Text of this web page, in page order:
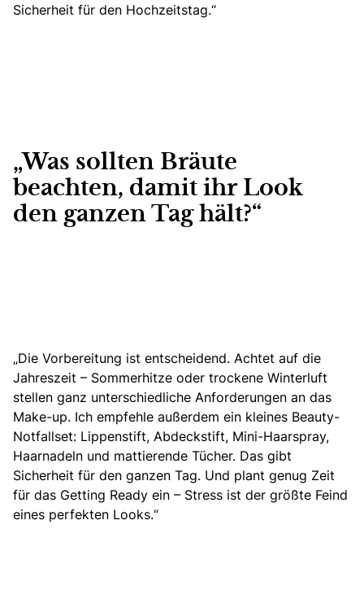
Sicherheit für den Hochzeitstag.“
„Was sollten Bräute
beachten, damit ihr Look
den ganzen Tag hält?“
„Die Vorbereitung ist entscheidend. Achtet auf die
Jahreszeit – Sommerhitze oder trockene Winterluft
stellen ganz unterschiedliche Anforderungen an das
Make-up. Ich empfehle außerdem ein kleines Beauty-
Notfallset: Lippenstift, Abdeckstift, Mini-Haarspray,
Haarnadeln und mattierende Tücher. Das gibt
Sicherheit für den ganzen Tag. Und plant genug Zeit
für das Getting Ready ein – Stress ist der größte Feind
eines perfekten Looks.“